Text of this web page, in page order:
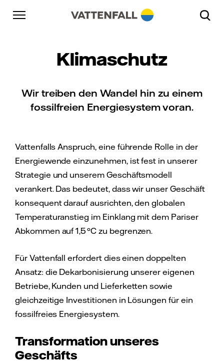
Überspringen
Zurück zur Hauptnavigation
Gehe zur Fußzeile
Klimaschutz
Wir treiben den Wandel hin zu einem
fossilfreien Energiesystem voran.
Vattenfalls Anspruch, eine führende Rolle in der
Energiewende einzunehmen, ist fest in unserer
Strategie und unserem Geschäftsmodell
verankert. Das bedeutet, dass wir unser Geschäft
konsequent darauf ausrichten, den globalen
Temperaturanstieg im Einklang mit dem Pariser
Abkommen auf 1,5 °C zu begrenzen.
Für Vattenfall erfordert dies einen doppelten
Ansatz: die Dekarbonisierung unserer eigenen
Betriebe, Kunden und Lieferketten sowie
gleichzeitige Investitionen in Lösungen für ein
fossilfreies Energiesystem.
Transformation unseres
Geschäfts
Zurück zur Hauptnavigation